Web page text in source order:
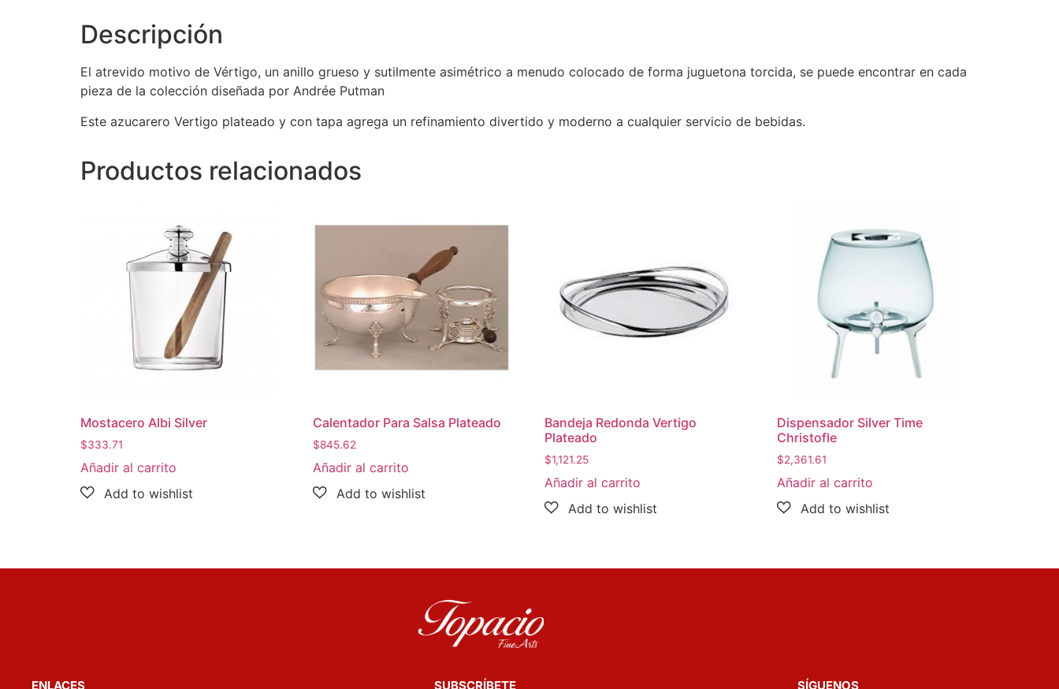
Descripción
El atrevido motivo de Vértigo, un anillo grueso y sutilmente asimétrico a menudo colocado de forma juguetona torcida, se puede encontrar en cada
pieza de la colección diseñada por Andrée Putman
Este azucarero Vertigo plateado y con tapa agrega un refinamiento divertido y moderno a cualquier servicio de bebidas.
Productos relacionados
Mostacero Albi Silver
$333.71
Añadir al carrito
Calentador Para Salsa Plateado
$845.62
Añadir al carrito
Bandeja Redonda Vertigo
Plateado
$1,121.25
Añadir al carrito
Dispensador Silver Time
Christofle
$2,361.61
Añadir al carrito
ENLACES SUBSCRÍBETE SÍGUENOS